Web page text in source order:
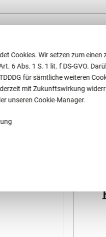
viel
Cookies. Wir setzen zum
6 Abs. 1 S. 1 lit. f DS-GVO.
für sämtliche weiteren
mit Zukunftswirkung
unseren Cookie-Manager.